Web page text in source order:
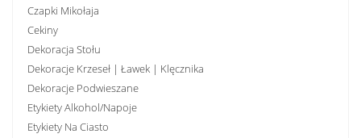
Czapki Mikołaja
Cekiny
Dekoracja Stołu
Dekoracje Krzeseł | Ławek | Klęcznika
Dekoracje Podwieszane
Etykiety Alkohol/Napoje
Etykiety Na Ciasto